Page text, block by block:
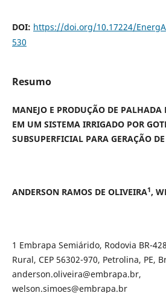
DOI: https://doi.org/10.17224/
530
Resumo
MANEJO E PRODUÇÃO DE
EM UM SISTEMA IRRIGADO POR
SUBSUPERFICIAL PARA GERAÇÃO
ANDERSON RAMOS DE OLIVEIRA1,
1 Embrapa Semiárido, Rodovia BR-
Rural, CEP 56302-970, Petrolina, PE,
anderson.oliveira@embrapa.br,
welson.simoes@embrapa.br